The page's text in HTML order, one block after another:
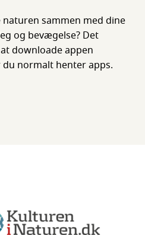
sammen med dine
og bevægelse? Det
downloade appen
normalt henter apps.